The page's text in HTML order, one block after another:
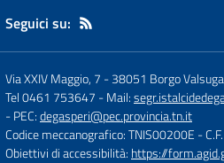
Seguici su:
Via XXIV Maggio, 7 -38051 Borgo
Tel 0461 753647 - Mail:
- PEC:degasperi@pec.provincia.tn.it
Codice meccanografico: TNIS00200E -
Obiettivi di accessibilità: https://